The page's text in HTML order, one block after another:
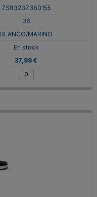
ZS8323Z360155
36
BLANCO/MARINO
En stock
37,99 €